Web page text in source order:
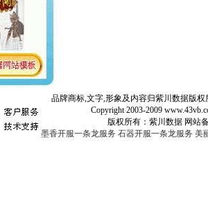
品牌商标,文字,形象及内容归紫川数据版权
Copyright 2003-2009 www.43vb.com
版权所有：紫川数据 网站备案登
墨香开服一条龙服务 石器开服一条龙服务 美